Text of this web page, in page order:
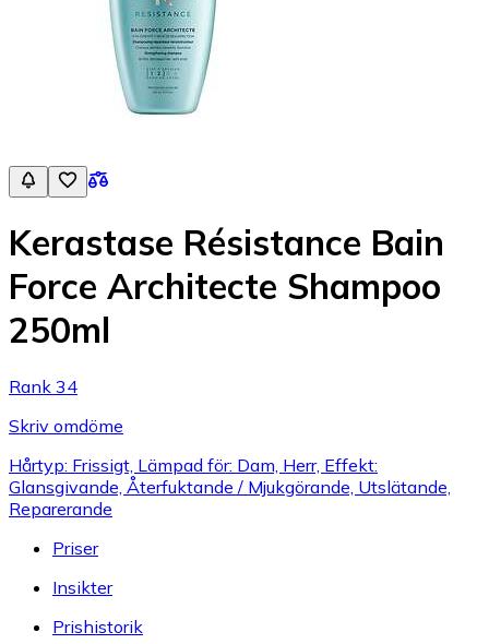
Kerastase Résistance Bain
Force Architecte Shampoo
250ml
Rank 34
Skriv omdöme
Hårtyp: Frissigt, Lämpad för: Dam, Herr, Effekt:
Glansgivande, Återfuktande / Mjukgörande, Utslätande,
Reparerande
Priser
Insikter
Prishistorik